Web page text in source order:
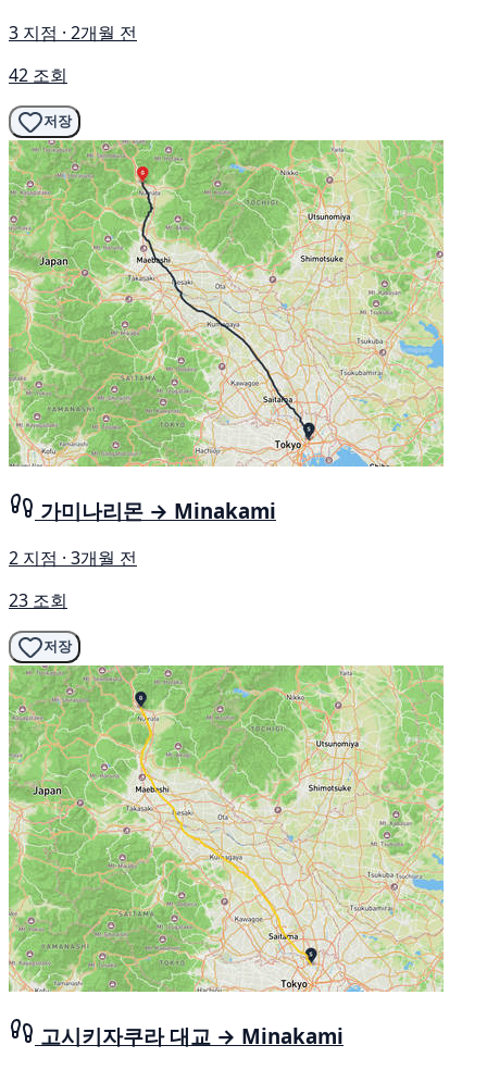
3 지점 · 2개월 전
42 조회
저장
가미나리몬 → Minakami
2 지점 · 3개월 전
23 조회
저장
고시키자쿠라 대교 → Minakami